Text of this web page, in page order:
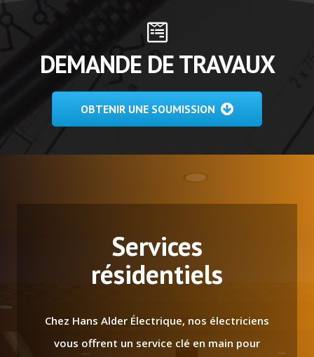
DEMANDE DE TRAVAUX
OBTENIR UNE SOUMISSION
Services
résidentiels
Chez Hans Alder Électrique, nos électriciens
vous offrent un service clé en main pour